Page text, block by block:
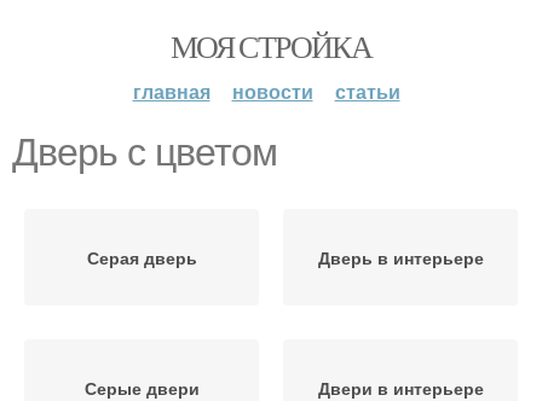
МОЯ СТРОЙКА
главная новости статьи
Дверь с цветом
Серая дверь Дверь в интерьере
Серые двери Двери в интерьере